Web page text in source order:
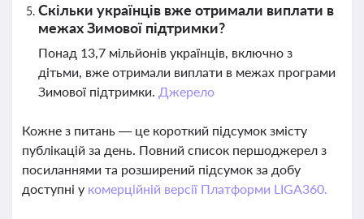
Скільки українців вже отримали виплати в
межах Зимової підтримки?
Понад 13,7 мільйонів українців, включно з
дітьми, вже отримали виплати в межах програми
Зимової підтримки. Джерело
Кожне з питань — це короткий підсумок змісту
публікацій за день. Повний список першоджерел з
посиланнями та розширений підсумок за добу
доступні у комерційній версії Платформи LIGA360.